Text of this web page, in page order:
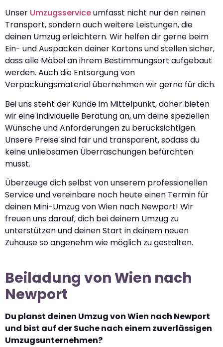
Unser Umzugsserviceumfasst nicht nur den reinen
Transport, sondern auch weitere Leistungen, die
deinen Umzug erleichtern. Wir helfen dir gerne beim
Ein- und Auspacken deiner Kartons und stellen sicher,
dass alle Möbel an ihrem Bestimmungsort aufgebaut
werden. Auch die Entsorgung von
Verpackungsmaterial übernehmen wir gerne für dich.
Bei uns steht der Kunde im Mittelpunkt, daher bieten
wir eine individuelle Beratung an, um deine speziellen
Wünsche und Anforderungen zu berücksichtigen.
Unsere Preise sind fair und transparent, sodass du
keine unliebsamen Überraschungen befürchten
musst.
Überzeuge dich selbst von unserem professionellen
Service und vereinbare noch heute einen Termin für
deinen Mini-Umzug von Wien nach Newport! Wir
freuen uns darauf, dich bei deinem Umzug zu
unterstützen und deinen Start in deinem neuen
Zuhause so angenehm wie möglich zu gestalten.
Beiladung von Wien nach
Newport
Du planst deinen Umzug von Wien nach Newport
und bist auf der Suche nach einem zuverlässigen
Umzugsunternehmen?